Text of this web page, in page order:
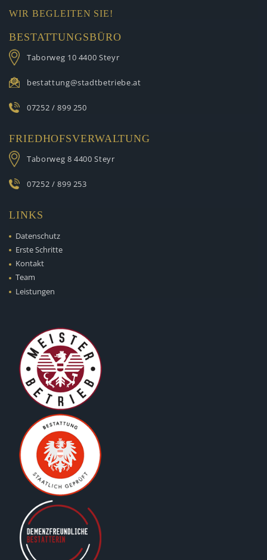
WIR BEGLEITEN SIE!
BESTATTUNGSBÜRO
Taborweg 10 4400 Steyr
bestattung@stadtbetriebe.at
07252 / 899 250
FRIEDHOFSVERWALTUNG
Taborweg 8 4400 Steyr
07252 / 899 253
LINKS
Datenschutz
Erste Schritte
Kontakt
Team
Leistungen